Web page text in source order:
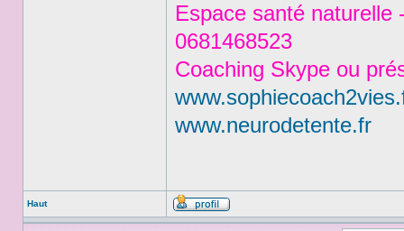
Espace santé naturelle
0681468523
Coaching Skype ou
www.neurodetente.fr
Haut